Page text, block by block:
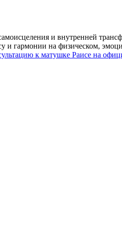
и внутренней
и гармонии на физическом,
к матушке Раисе на